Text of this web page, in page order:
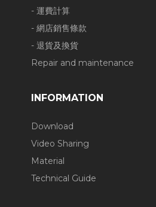
- 運費計算
- 網店銷售條款
- 退貨及換貨
Repair and maintenance
INFORMATION
Download
Video Sharing
Material
Technical Guide